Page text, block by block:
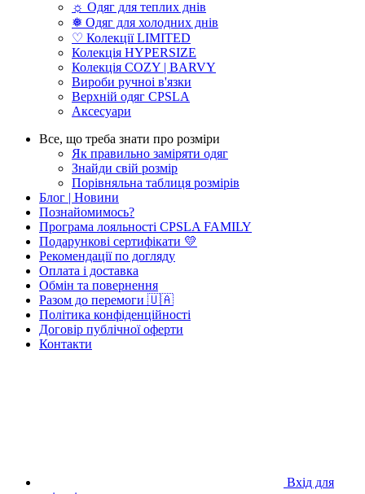
☼ Одяг для теплих днів
❅ Одяг для холодних днів
♡ Колекції LIMITED
Колекція HYPERSIZE
Колекція COZY | BARVY
Вироби ручноі в'язки
Верхній одяг CPSLA
Аксесуари
Все, що треба знати про розміри
Як правильно заміряти одяг
Знайди свій розмір
Порівняльна таблиця розмірів
Блог | Новини
Познайомимось?
Програма лояльності CPSLA FAMILY
Подарункові сертифікати 💛
Рекомендації по догляду
Оплата і доставка
Обмін та повернення
Разом до перемоги 🇺🇦
Політика конфіденційності
Договір публічної оферти
Контакти
Вхід для